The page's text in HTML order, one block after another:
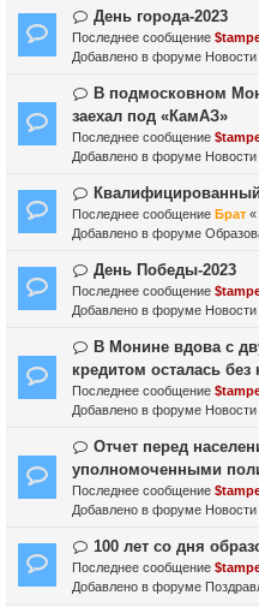
ещ
е
е
е
с
о
б
е
Н
о
в
е
щ
е
День города-2023
Последнее сообщение
Добавлено в форуме
Н
с
щ
е
е
В подмосковном
заехал под «КамАЗ»
Последнее сообщение
Добавлено в форуме
Н
о
в
е
с
о
б
е
Последнее сообщение Брат «
Добавлено в форуме
Н
о
в
е
щ
н
и
е
День Победы-2023
Последнее сообщение
Добавлено в форуме
Н
с
о
б
щ
н
и
е
В Монине вдова с
кредитом осталась
Последнее сообщение
Добавлено в форуме
Н
с
Отчет перед
уполномоченными
Последнее сообщение
Добавлено в форуме
Н
о
в
100 лет со дня
Последнее сообщение
Добавлено в форуме